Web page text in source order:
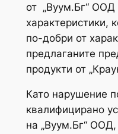
от „Вуум.Бг“ ООД
характеристики,
по-добри от
предлаганите
продукти от
Като нарушение
квалифицирано
на „Вуум.Бг“ ООД,